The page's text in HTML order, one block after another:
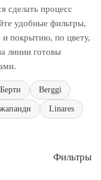
сделать процесс
удобные фильтры,
и покрытию, по цвету,
линии готовы
Берти Berggi
Linares
Фильтры